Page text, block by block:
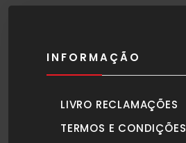
INFORMAÇÃO
LIVRO RECLAMAÇÕES
TERMOS E CONDIÇÕES